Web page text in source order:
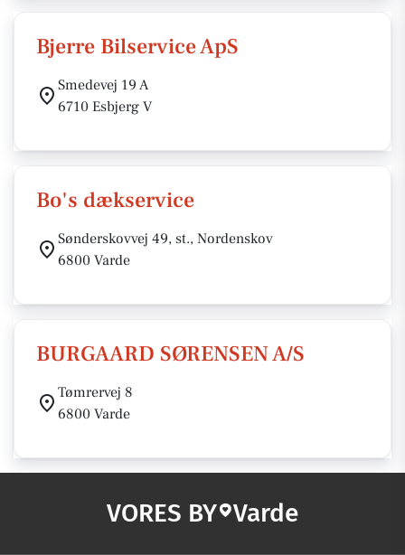
Bjerre Bilservice ApS
Smedevej 19 A
6710 Esbjerg V
Bo's dækservice
Sønderskovvej 49, st., Nordenskov
6800 Varde
BURGAARD SØRENSEN A/S
Tømrervej 8
6800 Varde
VORES BY Varde